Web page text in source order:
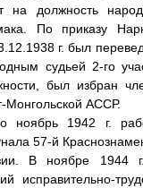
на должность
По приказу
г. был
судьей 2-го
был избран
Монгольской АССР.
1942 г.
57-й
В ноябре 1944
исправительно-